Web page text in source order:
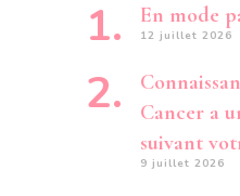
En mode
12 juillet 2026
Cancer a
suivant
9 juillet 2026